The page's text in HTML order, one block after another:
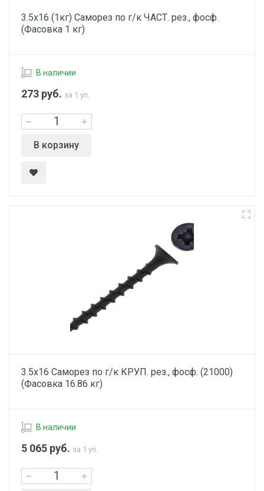
3.5х16 (1кг) Саморез по г/к ЧАСТ. рез., фосф.
(Фасовка 1 кг)
В наличии
273 руб. за 1 уп.
В корзину
3.5х16 Саморез по г/к КРУП. рез., фосф. (21000)
(Фасовка 16.86 кг)
В наличии
5 065 руб. за 1 уп.